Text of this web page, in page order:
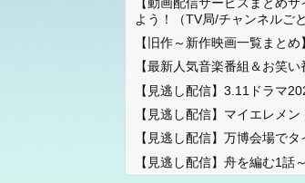
よう！（TV局/チャンネルご
【旧作～新作映画一覧まとめ】
【最新人気音楽番組＆お笑
【見逃し配信】3.11ドラマ
【見逃し配信】マイエレメ
【見逃し配信】万博会場で
【見逃し配信】舟を編む1話